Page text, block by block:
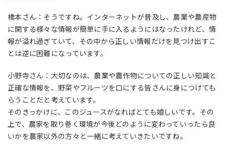
橋本さん：そうですね。インターネットが普及し、農業や農産物
に関する様々な情報が簡単に手に入るようにはなったけれど、情
報が溢れ過ぎていて、その中から正しい情報だけを見つけ出すこ
とは逆に困難になっています。
小野寺さん：大切なのは、農業や農作物についての正しい知識と
正確な情報を、野菜やフルーツを口にする皆さんに身につけても
らうことだと考えています。
そのきっかけに、このジュースがなればとても嬉しいです。その
上で、農家を取り巻く環境が今後どのように変わっていったら良
いかを農家以外の方々と一緒に考えていきたいですね。